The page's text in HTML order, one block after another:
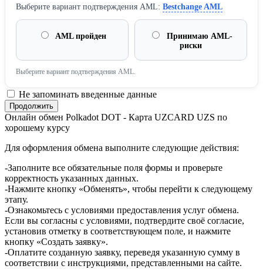
Выберите вариант подтверждения AML: Bestchange AML
AML пройден
Принимаю AML-
риски
Выберите вариант подтверждения AML.
Не запоминать введенные данные
Онлайн обмен Polkadot DOT - Карта UZCARD UZS по
хорошему курсу
Для оформления обмена выполните следующие действия:
-Заполните все обязательные поля формы и проверьте
корректность указанных данных.
-Нажмите кнопку «Обменять», чтобы перейти к следующему
этапу.
-Ознакомьтесь с условиями предоставления услуг обмена.
Если вы согласны с условиями, подтвердите своё согласие,
установив отметку в соответствующем поле, и нажмите
кнопку «Создать заявку».
-Оплатите созданную заявку, переведя указанную сумму в
соответствии с инструкциями, представленными на сайте.